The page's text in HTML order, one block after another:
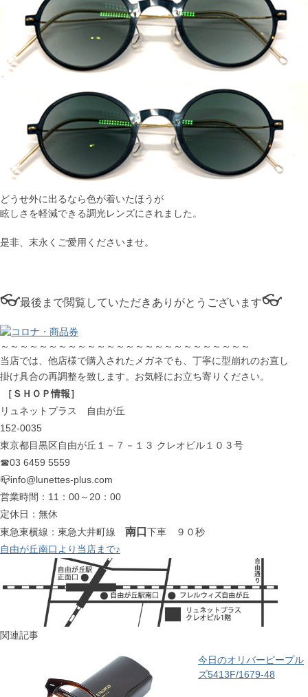
どうせ外に出るなら色が着いたほうが
眩しさを軽減できる調光レンズにされました。
是非、末永くご愛用くださいませ。
👓最後まで閲覧していただきありがとうございます👓
～～～～～～～～～～～～～～～～～～～～～～～～～～
当店では、他店様で購入されたメガネでも、丁寧に型崩れのお直し
掛け具合の再調整を致します。お気軽にお立ち寄りください。
［ＳＨＯＰ情報］
リュネットプラス 自由が丘
152-0035
東京都目黒区自由が丘１－７－１３ クレオビル１０３号
☎03 6459 5559
📪info@lunettes-plus.com
営業時間：11：00～20：00
定休日：無休
東急東横線：東急大井町線 南口 下車 ９０秒
自由が丘南口より当店まで♪
関連記事
今日のオリバーピープル
ズ5413F/1679-48